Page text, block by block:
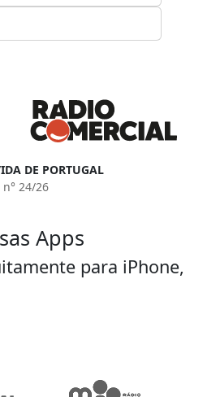
DE PORTUGAL
24/26
Apps
para iPhone,